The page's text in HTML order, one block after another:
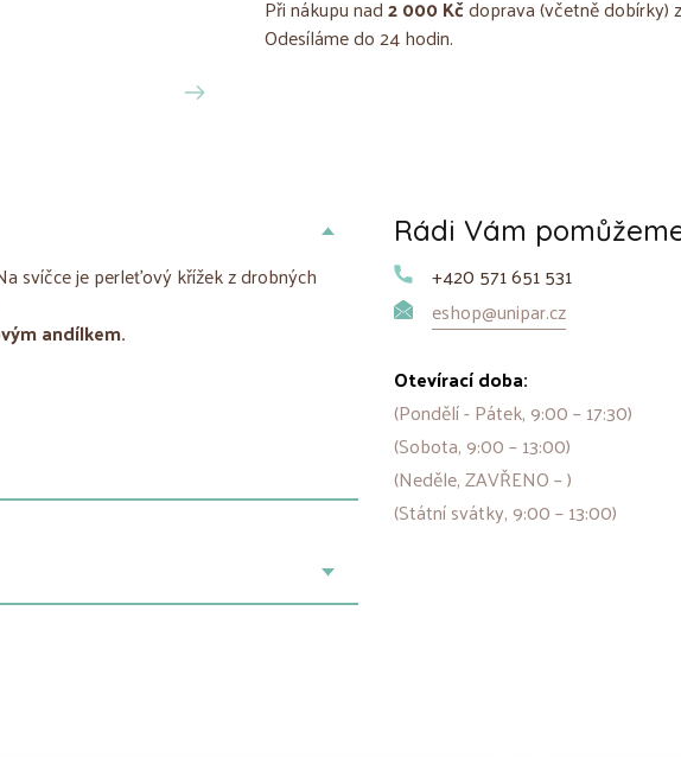
Při nákupu nad2 000 Kčdoprava (včetně dobírky)
Odesíláme do 24 hodin.
svíčce je perleťový křížek z drobných
andílkem.
Rádi Vám
+420 571 651 531
eshop@unipar.cz
Otevírací doba:
(Pondělí - Pátek, 9:00 – 17:30)
(Sobota, 9:00 – 13:00)
(Neděle, ZAVŘENO – )
(Státní svátky, 9:00 – 13:00)